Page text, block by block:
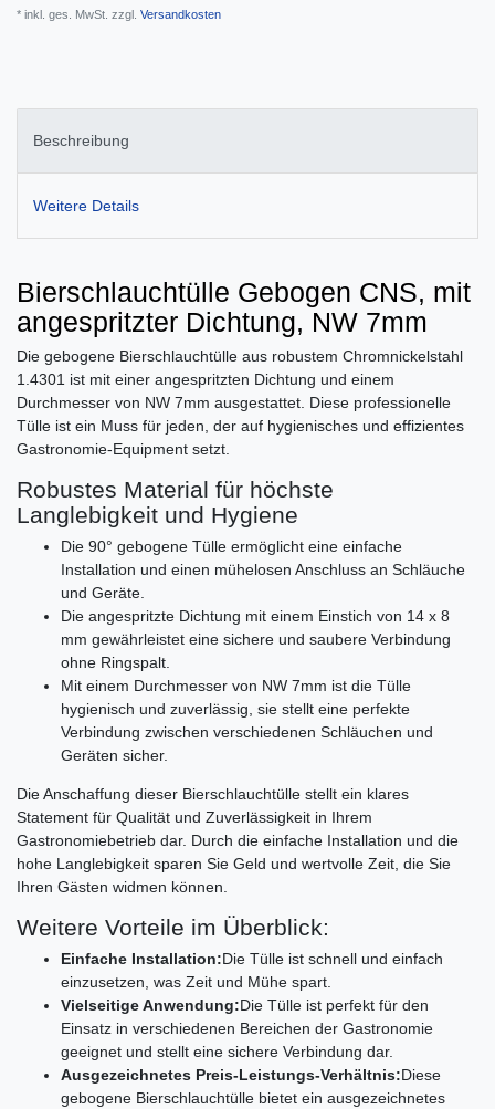
* inkl. ges. MwSt. zzgl. Versandkosten
Beschreibung
Weitere Details
Bierschlauchtülle Gebogen CNS, mit
angespritzter Dichtung, NW 7mm
Die gebogene Bierschlauchtülle aus robustem Chromnickelstahl
1.4301 ist mit einer angespritzten Dichtung und einem
Durchmesser von NW 7mm ausgestattet. Diese professionelle
Tülle ist ein Muss für jeden, der auf hygienisches und effizientes
Gastronomie-Equipment setzt.
Robustes Material für höchste
Langlebigkeit und Hygiene
Die 90° gebogene Tülle ermöglicht eine einfache
Installation und einen mühelosen Anschluss an Schläuche
und Geräte.
Die angespritzte Dichtung mit einem Einstich von 14 x 8
mm gewährleistet eine sichere und saubere Verbindung
ohne Ringspalt.
Mit einem Durchmesser von NW 7mm ist die Tülle
hygienisch und zuverlässig, sie stellt eine perfekte
Verbindung zwischen verschiedenen Schläuchen und
Geräten sicher.
Die Anschaffung dieser Bierschlauchtülle stellt ein klares
Statement für Qualität und Zuverlässigkeit in Ihrem
Gastronomiebetrieb dar. Durch die einfache Installation und die
hohe Langlebigkeit sparen Sie Geld und wertvolle Zeit, die Sie
Ihren Gästen widmen können.
Weitere Vorteile im Überblick:
Einfache Installation:Die Tülle ist schnell und einfach
einzusetzen, was Zeit und Mühe spart.
Vielseitige Anwendung:Die Tülle ist perfekt für den
Einsatz in verschiedenen Bereichen der Gastronomie
geeignet und stellt eine sichere Verbindung dar.
Ausgezeichnetes Preis-Leistungs-Verhältnis:Diese
gebogene Bierschlauchtülle bietet ein ausgezeichnetes